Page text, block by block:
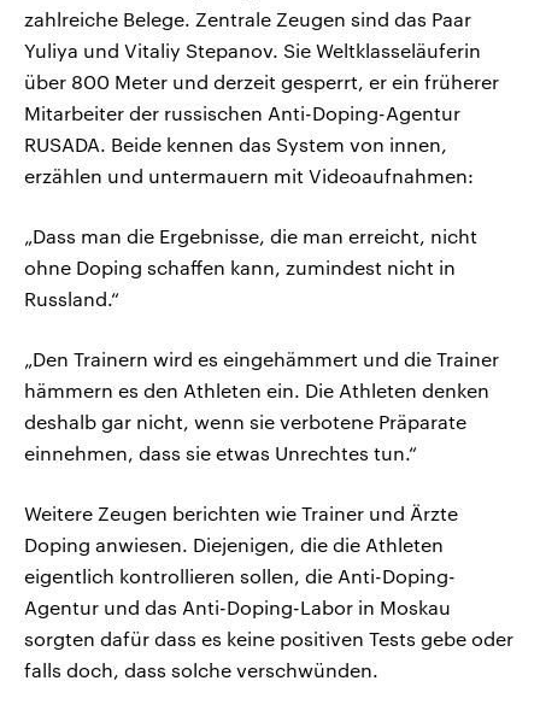
zahlreiche Belege. Zentrale Zeugen sind das Paar
Yuliya und Vitaliy Stepanov. Sie Weltklasseläuferin
über 800 Meter und derzeit gesperrt, er ein früherer
Mitarbeiter der russischen Anti-Doping-Agentur
RUSADA. Beide kennen das System von innen,
erzählen und untermauern mit Videoaufnahmen:
„Dass man die Ergebnisse, die man erreicht, nicht
ohne Doping schaffen kann, zumindest nicht in
Russland.“
„Den Trainern wird es eingehämmert und die Trainer
hämmern es den Athleten ein. Die Athleten denken
deshalb gar nicht, wenn sie verbotene Präparate
einnehmen, dass sie etwas Unrechtes tun.“
Weitere Zeugen berichten wie Trainer und Ärzte
Doping anwiesen. Diejenigen, die die Athleten
eigentlich kontrollieren sollen, die Anti-Doping-
Agentur und das Anti-Doping-Labor in Moskau
sorgten dafür dass es keine positiven Tests gebe oder
falls doch, dass solche verschwünden.